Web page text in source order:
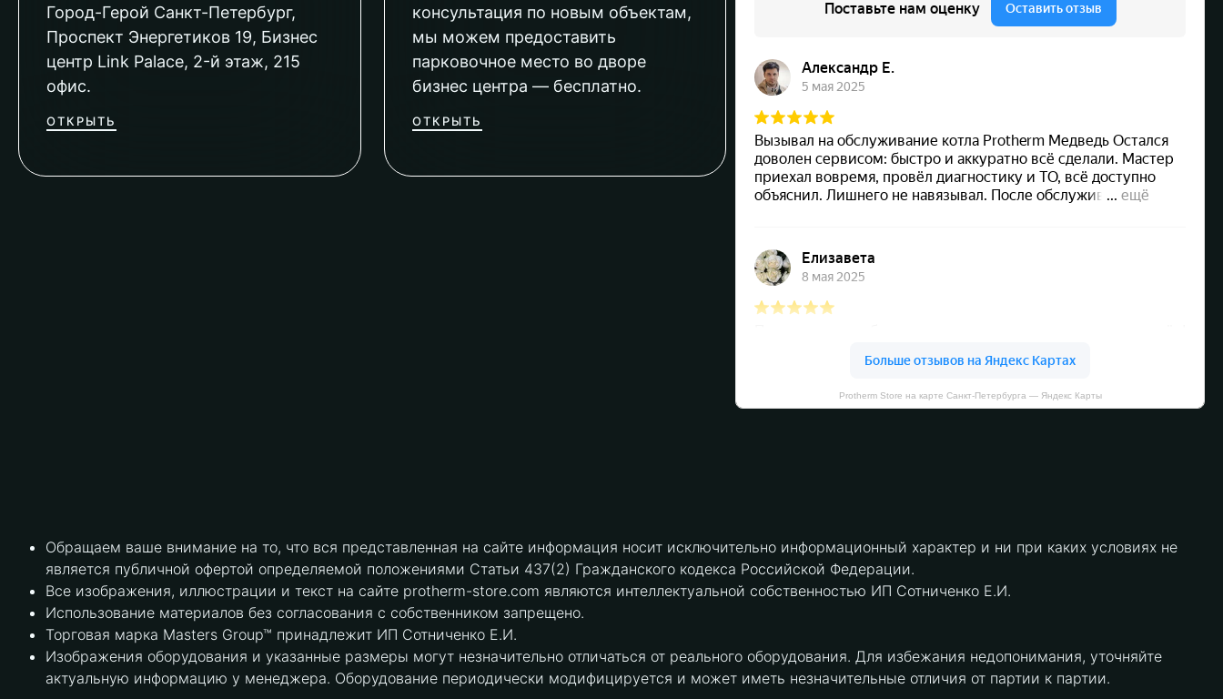
Город-Герой Санкт-Петербург,
Проспект Энергетиков 19, Бизнес
центр Link Palace, 2-й этаж, 215
офис.
ОТКРЫТЬ
консультация по новым объектам,
мы можем предоставить
парковочное место во дворе
бизнес центра — бесплатно.
ОТКРЫТЬ
Protherm Store на карте Санкт‑Петербурга — Яндекс Карты
Обращаем ваше внимание на то, что вся представленная на сайте информация носит исключительно информационный характер и ни при каких условиях не
является публичной офертой определяемой положениями Статьи 437(2) Гражданского кодекса Российской Федерации.
Все изображения, иллюстрации и текст на сайте protherm-store.com являются интеллектуальной собственностью ИП Сотниченко Е.И.
Использование материалов без согласования с собственником запрещено.
Торговая марка Masters Group™ принадлежит ИП Сотниченко Е.И.
Изображения оборудования и указанные размеры могут незначительно отличаться от реального оборудования. Для избежания недопонимания, уточняйте
актуальную информацию у менеджера. Оборудование периодически модифицируется и может иметь незначительные отличия от партии к партии.